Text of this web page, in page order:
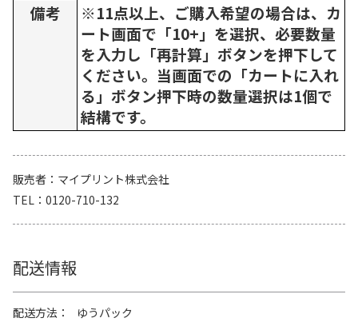
備考
※11点以上、ご購入希望の場合は、カ
ート画面で「10+」を選択、必要数量
を入力し「再計算」ボタンを押下して
ください。当画面での「カートに入れ
る」ボタン押下時の数量選択は1個で
結構です。
販売者
マイプリント株式会社
TEL
0120-710-132
配送情報
配送方法
ゆうパック